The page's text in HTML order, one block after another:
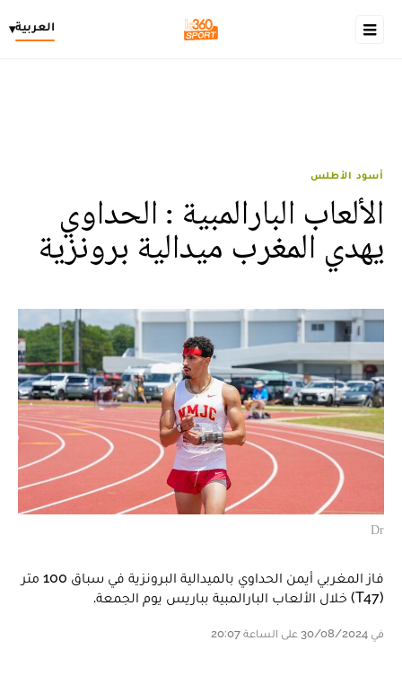
العربية▾
أسود الأطلس
الألعاب البارالمبية : الحداوي
يهدي المغرب ميدالية برونزية
Dr
فاز المغربي أيمن الحداوي بالميدالية البرونزية في سباق 100 متر
(T47) خلال الألعاب البارالمبية بباريس يوم الجمعة.
في 30/08/2024 على الساعة 20:07